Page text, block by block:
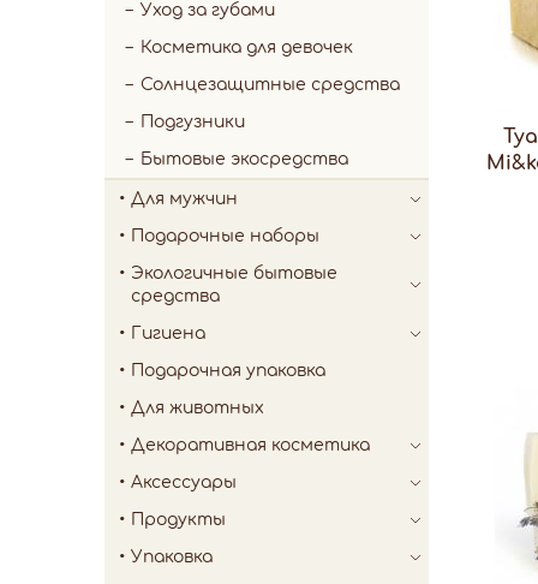
Уход за губами
Косметика для девочек
Солнцезащитные средства
Подгузники
Бытовые экосредства
Для мужчин
Подарочные наборы
Экологичные бытовые
средства
Гигиена
Подарочная упаковка
Для животных
Декоративная косметика
Аксессуары
Продукты
Упаковка